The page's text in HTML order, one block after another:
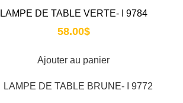
LAMPE DE TABLE VERTE- I 9784
58.00$
Ajouter au panier